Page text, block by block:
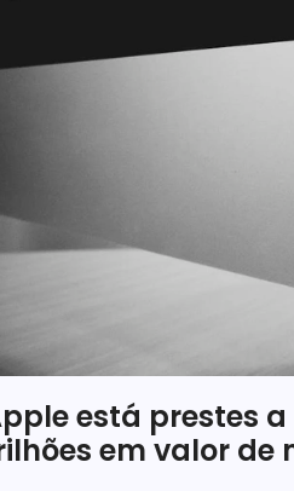
está prestes
em valor de